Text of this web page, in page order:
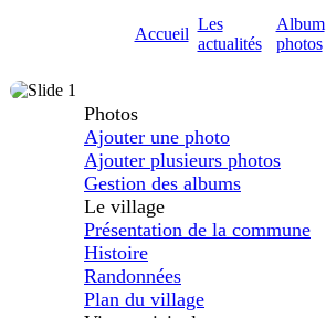
Accueil
Les
actualités
Album
photos
Photos
Ajouter une photo
Ajouter plusieurs photos
Gestion des albums
Le village
Présentation de la commune
Histoire
Randonnées
Plan du village